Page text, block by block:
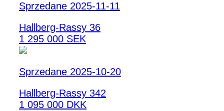
Sprzedane 2025-11-11
Hallberg-Rassy 36
1 295 000 SEK
Sprzedane 2025-10-20
Hallberg-Rassy 342
1 095 000 DKK